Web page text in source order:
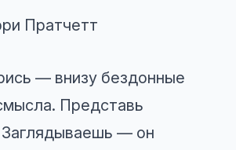
Пратчетт
— внизу бездонные
Представь
— он